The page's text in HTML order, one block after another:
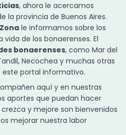
, ahora le acercamos
la provincia de Buenos Aires.
le informamos sobre los
de los bonaerenses. El
bonaerenses, como Mar del
Necochea y muchas otras
portal informativo.
aquí y en nuestras
aportes que puedan hacer
y mejore son bienvenidos
mejorar nuestra labor